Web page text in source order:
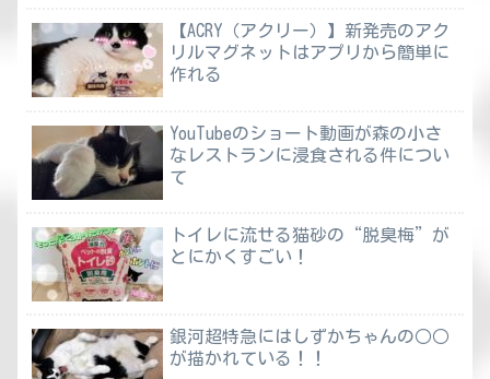
【ACRY（アクリー）】新発売のアク
リルマグネットはアプリから簡単に
作れる
YouTubeのショート動画が森の小さ
なレストランに浸食される件につい
て
トイレに流せる猫砂の“脱臭梅”が
とにかくすごい！
銀河超特急にはしずかちゃんの○○
が描かれている！！